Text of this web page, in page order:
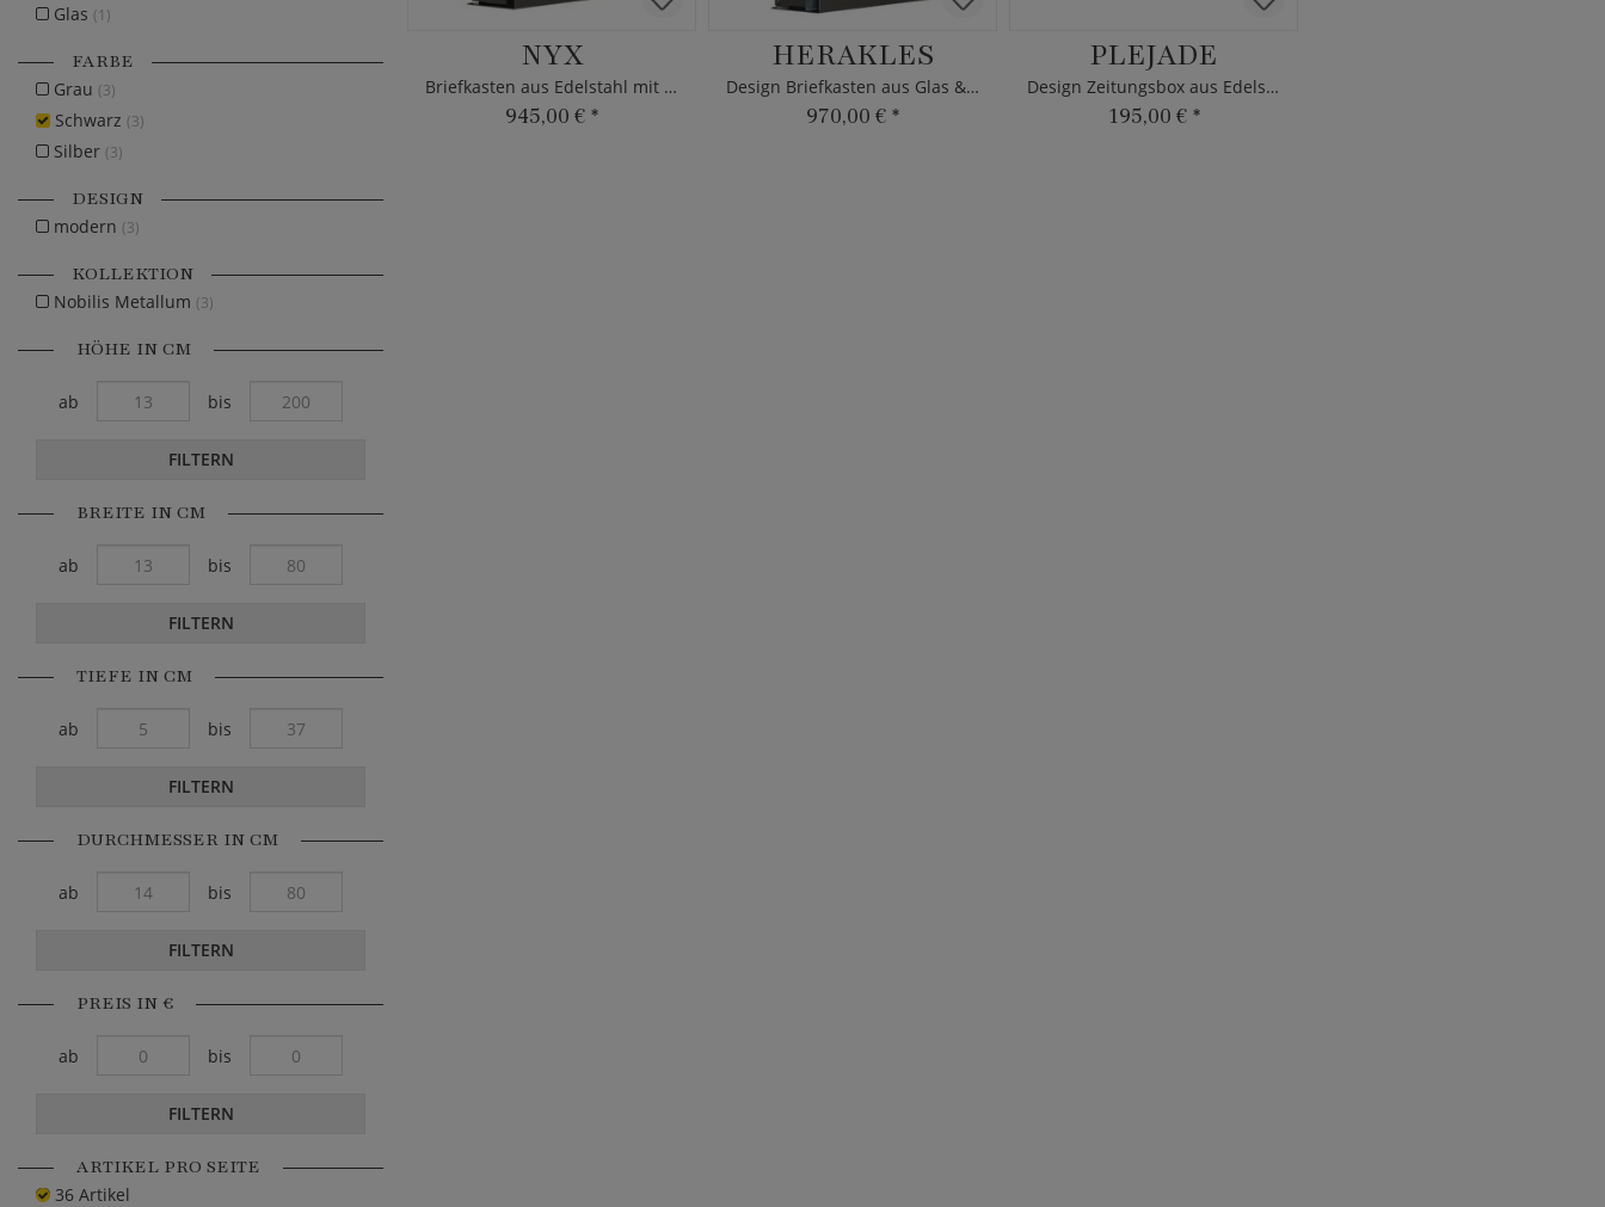
NYX
Briefkasten aus Edelstahl mit schwarzer Front
945,00 € *
HERAKLES
Design Briefkasten aus Glas & Edelstahl mit Motiv
970,00 € *
PLEJADE
Design Zeitungsbox aus Edelstahl in schwarz
195,00 € *
Glas (1)
FARBE
Grau (3)
Schwarz (3)
Silber (3)
DESIGN
modern (3)
KOLLEKTION
Nobilis Metallum (3)
HÖHE IN CM
ab bis
FILTERN
BREITE IN CM
ab bis
FILTERN
TIEFE IN CM
ab bis
FILTERN
DURCHMESSER IN CM
ab bis
FILTERN
PREIS IN €
ab bis
FILTERN
ARTIKEL PRO SEITE
36 Artikel